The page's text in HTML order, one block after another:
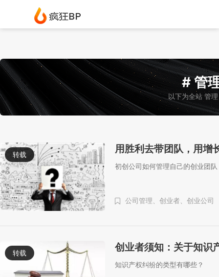
# 管
以下为全站 管
转载 用胜利去带团队，用增
初创公司如何管理自己的创业团队
公司管理、 创业者、 创业公司
转载 创业者须知：关于知识
知识产权纠纷的类型有哪些？